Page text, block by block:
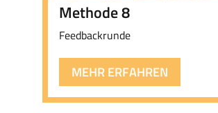
Methode 8
Feedbackrunde
MEHR ERFAHREN